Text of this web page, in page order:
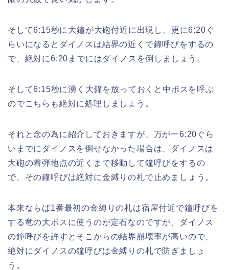
そして6:15秒に大鐘が大砲付近に出現し、更に6:20ぐ
らいになるとダイノスは結界の近くで鐘呼びをするの
で、絶対に6:20までにはダイノスを倒しましょう。
そして6:15秒に湧く大鐘を放っておくと中ボスを呼ぶ
のでこちらも絶対に処理しましょう。
それと念の為に紹介しておきますが、万が一6:20ぐら
いまでにダイノスを倒せなかった場合は、ダイノスは
大砲の着弾地点の近くまで移動して鐘呼びをするの
で、その鐘呼びは絶対に金縛りの札で止めましょう。
本来ならば1番最初の金縛りの札は宿屋付近で鐘呼びを
する竜の大ボスに使うのが定石なのですが、ダイノス
の鐘呼びを許すとそこからの結界崩壊率が高いので、
絶対にダイノスの鐘呼びは金縛りの札で防ぎましょ
う。